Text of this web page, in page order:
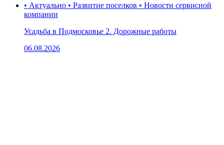
• Актуально • Развитие поселков • Новости сервисной
компании
Усадьба в Подмосковье 2. Дорожные работы
06.08.2026